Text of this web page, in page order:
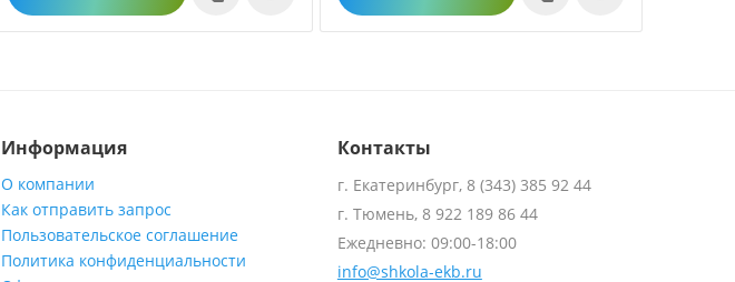
Информация
О компании
Как отправить запрос
Пользовательское соглашение
Политика конфиденциальности
Контакты
г. Екатеринбург, 8 (343) 385 92 44
г. Тюмень, 8 922 189 86 44
Ежедневно: 09:00-18:00
info@shkola-ekb.ru